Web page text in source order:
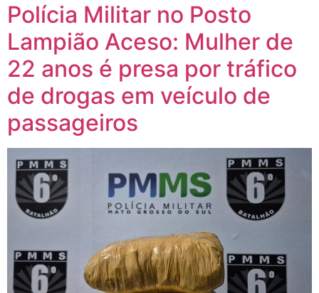
Polícia Militar no Posto
Lampião Aceso: Mulher de
22 anos é presa por tráfico
de drogas em veículo de
passageiros